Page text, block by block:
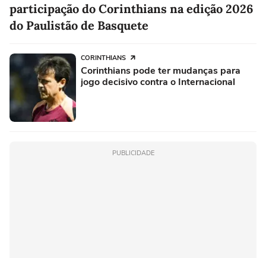
participação do Corinthians na edição 2026
do Paulistão de Basquete
CORINTHIANS
Corinthians pode ter mudanças para
jogo decisivo contra o Internacional
PUBLICIDADE